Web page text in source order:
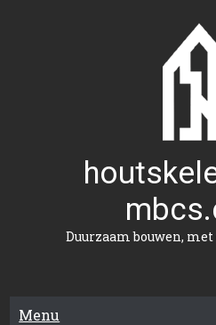
Duurzaam bouwen,
Menu